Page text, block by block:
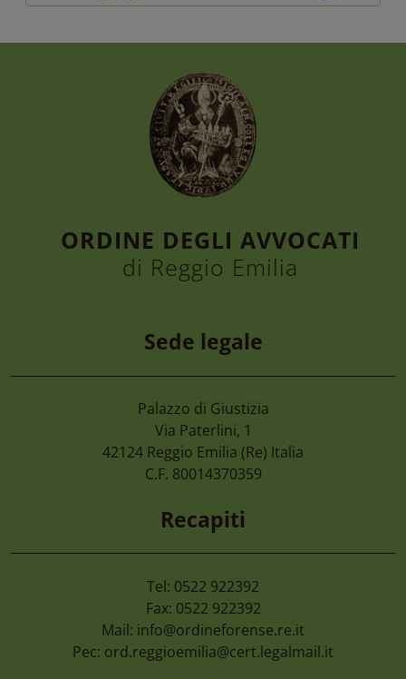
ORDINE DEGLI AVVOCATI
di Reggio Emilia
Sede legale
Palazzo di Giustizia
Via Paterlini, 1
42124 Reggio Emilia (Re) Italia
C.F. 80014370359
Recapiti
Tel: 0522 922392
Fax: 0522 922392
Mail: info@ordineforense.re.it
Pec: ord.reggioemilia@cert.legalmail.it